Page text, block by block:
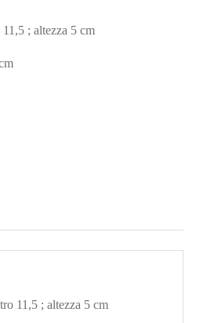
; altezza 5 cm
11,5 ; altezza 5 cm